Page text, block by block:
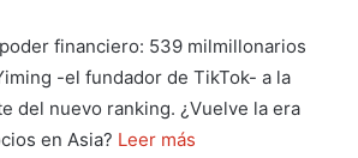
financiero: 539 milmillonarios
-el fundador de TikTok- a la
del nuevo ranking. ¿Vuelve la era
en Asia? Leer más